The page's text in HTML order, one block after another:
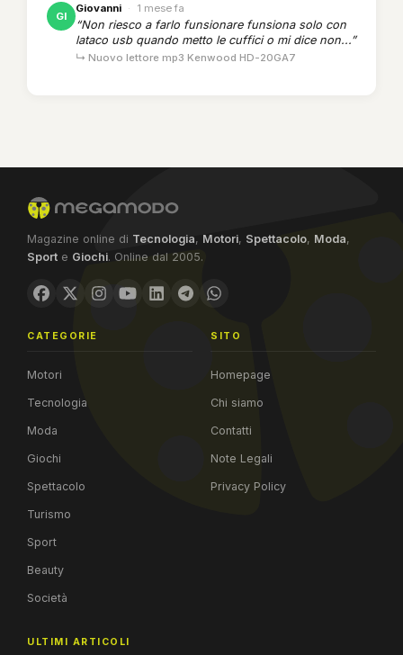
GI
Giovanni · 1 mese fa
“Non riesco a farlo funsionare funsiona solo con
lataco usb quando metto le cuffici o mi dice non...”
↳ Nuovo lettore mp3 Kenwood HD-20GA7
Magazine online di Tecnologia, Motori, Spettacolo, Moda,
Sport e Giochi. Online dal 2005.
CATEGORIE
Motori
Tecnologia
Moda
Giochi
Spettacolo
Turismo
Sport
Beauty
Società
SITO
Homepage
Chi siamo
Contatti
Note Legali
Privacy Policy
ULTIMI ARTICOLI